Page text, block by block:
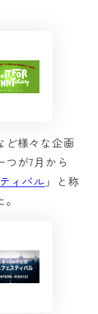
ど様々な企画
が7月から
ィバル 」と称